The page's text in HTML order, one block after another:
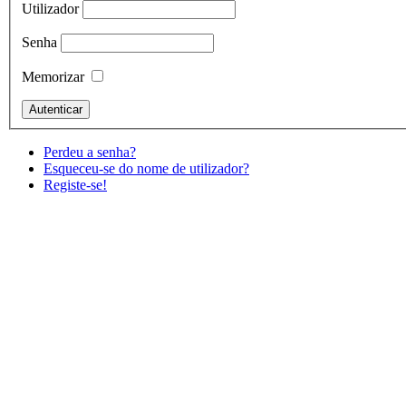
Utilizador
Senha
Memorizar
Perdeu a senha?
Esqueceu-se do nome de utilizador?
Registe-se!